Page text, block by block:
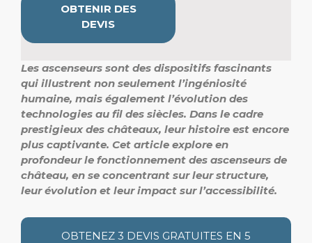
OBTENIR DES
DEVIS
Les ascenseurs sont des dispositifs fascinants
qui illustrent non seulement l’ingéniosité
humaine, mais également l’évolution des
technologies au fil des siècles. Dans le cadre
prestigieux des châteaux, leur histoire est encore
plus captivante. Cet article explore en
profondeur le fonctionnement des ascenseurs de
château, en se concentrant sur leur structure,
leur évolution et leur impact sur l’accessibilité.
OBTENEZ 3 DEVIS GRATUITES EN 5